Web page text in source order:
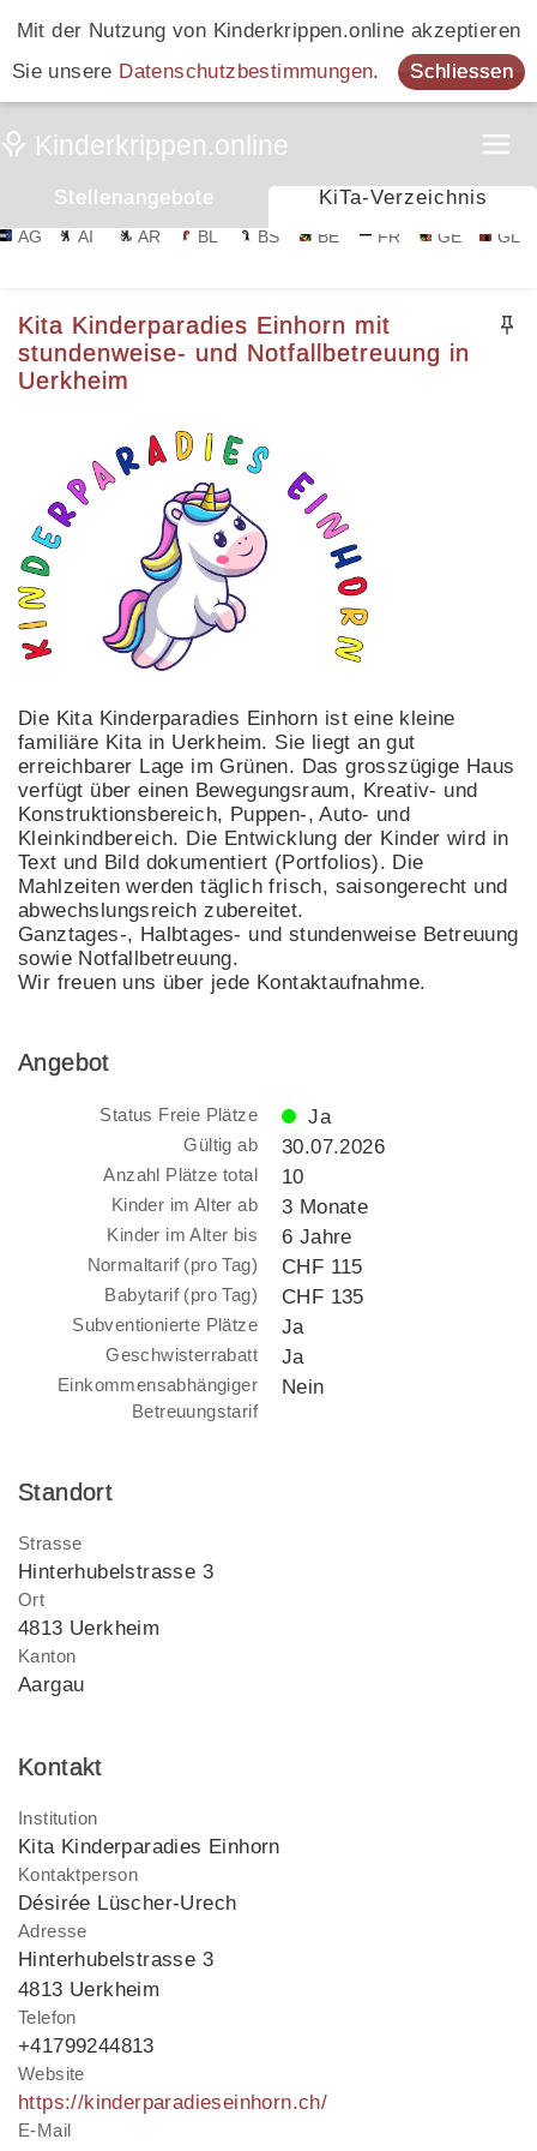
Mit der Nutzung von Kinderkrippen.online akzeptieren
Sie unsere Datenschutzbestimmungen. Schliessen
Stellenangebote KiTa-Verzeichnis
AG AI AR BL BS BE FR GE GL
Kita Kinderparadies Einhorn mit
stundenweise- und Notfallbetreuung in
Uerkheim
Die Kita Kinderparadies Einhorn ist eine kleine
familiäre Kita in Uerkheim. Sie liegt an gut
erreichbarer Lage im Grünen. Das grosszügige Haus
verfügt über einen Bewegungsraum, Kreativ- und
Konstruktionsbereich, Puppen-, Auto- und
Kleinkindbereich. Die Entwicklung der Kinder wird in
Text und Bild dokumentiert (Portfolios). Die
Mahlzeiten werden täglich frisch, saisongerecht und
abwechslungsreich zubereitet.
Ganztages-, Halbtages- und stundenweise Betreuung
sowie Notfallbetreuung.
Wir freuen uns über jede Kontaktaufnahme.
Angebot
Status Freie Plätze Ja
Gültig ab 30.07.2026
Anzahl Plätze total 10
Kinder im Alter ab 3 Monate
Kinder im Alter bis 6 Jahre
Normaltarif (pro Tag) CHF 115
Babytarif (pro Tag) CHF 135
Subventionierte Plätze Ja
Geschwisterrabatt Ja
Einkommensabhängiger
Betreuungstarif
Nein
Standort
Strasse
Hinterhubelstrasse 3
Ort
4813 Uerkheim
Kanton
Aargau
Kontakt
Institution
Kita Kinderparadies Einhorn
Kontaktperson
Désirée Lüscher-Urech
Adresse
Hinterhubelstrasse 3
4813 Uerkheim
Telefon
+41799244813
Website
https://kinderparadieseinhorn.ch/
E-Mail